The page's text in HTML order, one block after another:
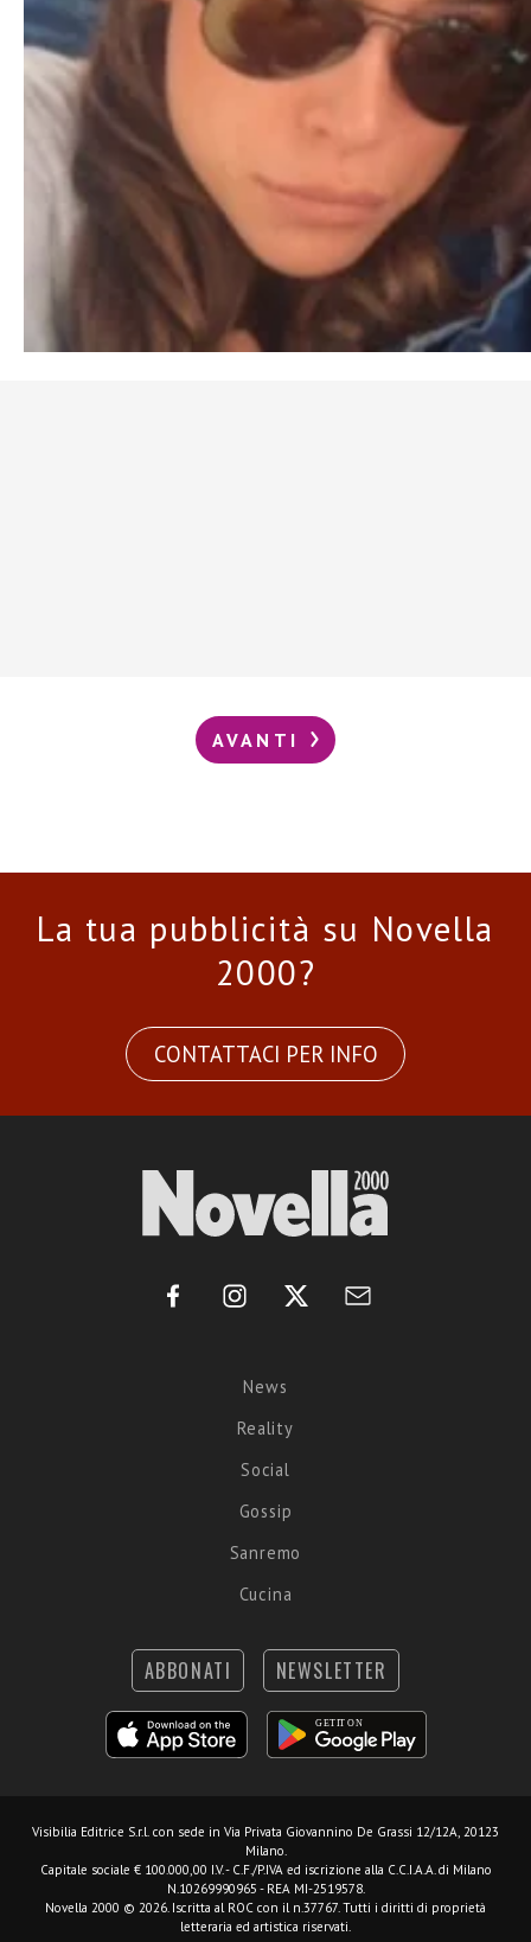
AVANTI
La tua pubblicità su Novella
2000?
CONTATTACI PER INFO
News
Reality
Social
Gossip
Sanremo
Cucina
ABBONATI NEWSLETTER
Visibilia Editrice S.r.l. con sede in Via Privata Giovannino De Grassi 12/12A, 20123
Milano.
Capitale sociale € 100.000,00 I.V. - C.F./P.IVA ed iscrizione alla C.C.I.A.A. di Milano
N.10269990965 - REA MI-2519578.
Novella 2000 © 2026. Iscritta al ROC con il n.37767. Tutti i diritti di proprietà
letteraria ed artistica riservati.